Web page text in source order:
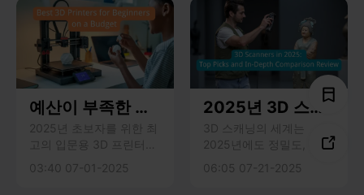
예산이 부족한 초
보자를 위한 최고
의 3D 프린터
2025년 초보자를 위한 최
고의 입문용 3D 프린터로
적인 인쇄 품질을 갖춘 최
03:40 07-01-2025
2025년 3D 스캐
너: 상위 추천 및
심층 비교 검토
3D 스캐닝의 세계는
2025년에도 정밀도, 속도,
새로운 기술을 통해 빠르
06:05 07-21-2025
